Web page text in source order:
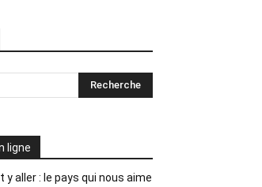
ligne
y aller : le pays qui nous aime